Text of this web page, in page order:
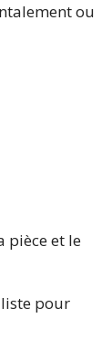
ou
pièce et le
pour